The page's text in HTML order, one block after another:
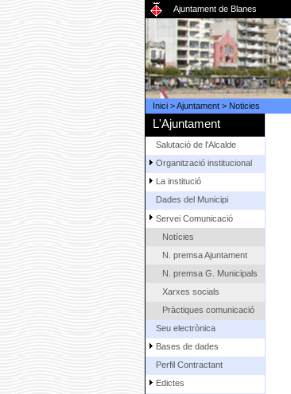
Ajuntament de Blanes
Inici>Ajuntament> Noticies
L'Ajuntament
Salutació de l'Alcalde
Organització institucional
La institució
Dades del Municipi
Servei Comunicació
Notícies
N. premsa Ajuntament
N. premsa G. Municipals
Xarxes socials
Pràctiques comunicació
Seu electrònica
Bases de dades
Perfil Contractant
Edictes